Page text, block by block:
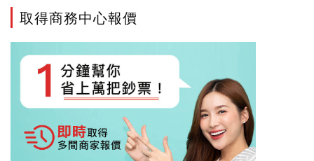
取得商務中心報價